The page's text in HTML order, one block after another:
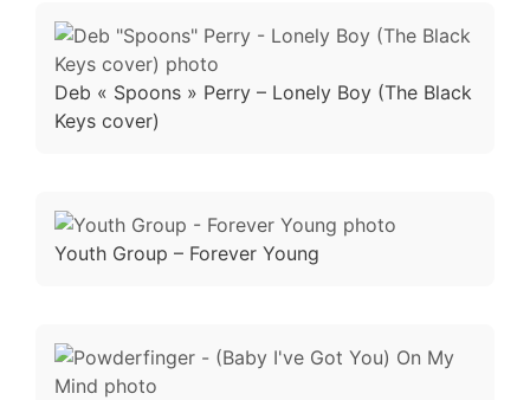
Deb « Spoons » Perry – Lonely Boy (The Black
Keys cover)
Youth Group – Forever Young